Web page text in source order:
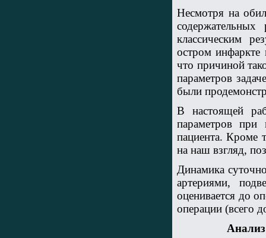
Несмотря на
классическим
остром
что причиной
параметров
были
В настоящей
параметров при
пациента. Кроме
на наш взгляд,
Динамика
артериями,
оценивается до
операции (всего